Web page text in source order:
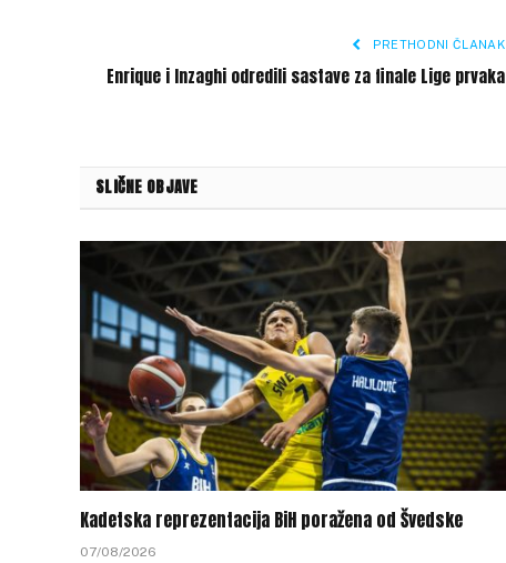
PRETHODNI ČLANAK
Enrique i Inzaghi odredili sastave za finale Lige prvaka
SLIČNE OBJAVE
Kadetska reprezentacija BiH poražena od Švedske
07/08/2026